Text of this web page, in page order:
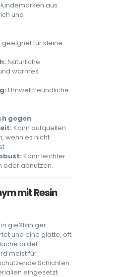
aus
und
geeignet für kleine
Natürliche
warmes
Umweltfreundliche
gegen
Kann aufquellen
wenn es nicht
Kann leichter
oder abnutzen.
mit Resin
gießfähiger
und eine glatte, oft
bildet.
meist für
Schichten
eingesetzt.